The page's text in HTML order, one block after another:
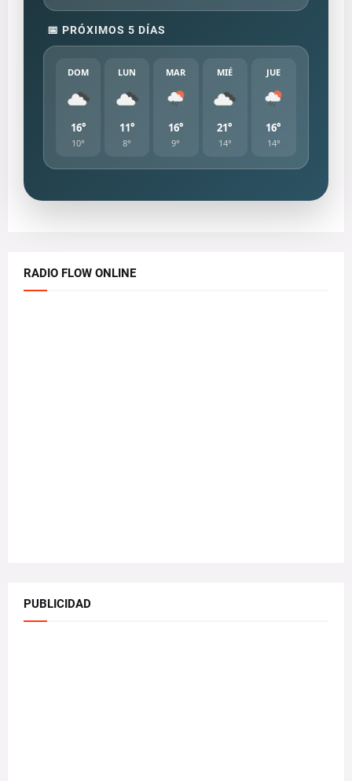
📅 PRÓXIMOS 5 DÍAS
DOM
16°
10°
LUN
11°
8°
MAR
16°
9°
MIÉ
21°
14°
JUE
16°
14°
RADIO FLOW ONLINE
PUBLICIDAD